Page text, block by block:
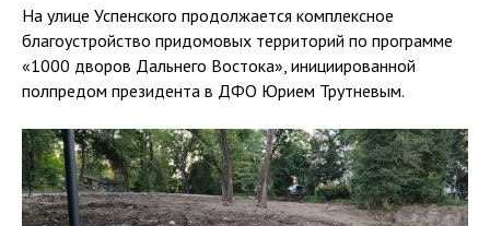
На улице Успенского продолжается комплексное
благоустройство придомовых территорий по программе
«1000 дворов Дальнего Востока», инициированной
полпредом президента в ДФО Юрием Трутневым.